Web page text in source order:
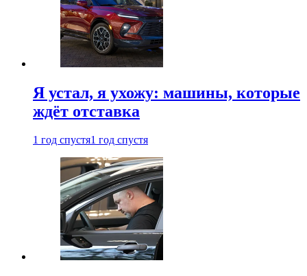
Я устал, я ухожу: машины, которые
ждёт отставка
1 год спустя1 год спустя